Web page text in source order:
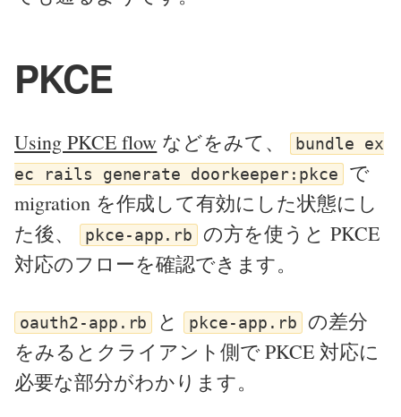
PKCE
Using PKCE flow などをみて、
bundle ex
ec rails generate doorkeeper:pkce で
migration を作成して有効にした状態にし
た後、
pkce-app.rb
の方を使うと PKCE
対応のフローを確認できます。
oauth2-app.rb と pkce-app.rb の差分
をみるとクライアント側で PKCE 対応に
必要な部分がわかります。